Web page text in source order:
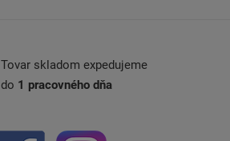
Tovar skladom expedujeme
do 1 pracovného dňa